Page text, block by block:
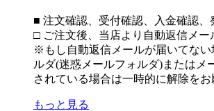
■ 注文確認、受付確認、入金確認、
□ ご注文後、当店より自動返信メー
※もし自動返信メールが届いてない
ルダ(迷惑メールフォルダ)またはメ
されている場合は一時的に解除をお
もっと見る